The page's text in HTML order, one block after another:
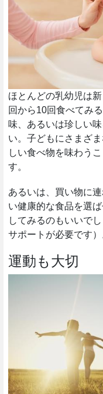
ほとんどの乳幼児は
回から10回食べてみ
味、あるいは珍しい
い。子どもにさまざ
しい食べ物を味わう
す。
あるいは、買い物に
い健康的な食品を選
してみるのもいいで
サポートが必要です）
運動も大切